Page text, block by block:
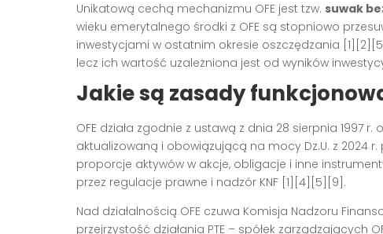
Unikatową cechą mechanizmu OFE jest tzw. suwak
wieku emerytalnego środki z OFE są stopniowo
inwestycjami w ostatnim okresie oszczędzania [1][2][5]
lecz ich wartość uzależniona jest od wyników
Jakie są zasady
OFE działa zgodnie z ustawą z dnia 28 sierpnia 1997
aktualizowaną i obowiązującą na mocy Dz.U. z 2024 r.
proporcje aktywów w akcje, obligacje i inne
przez regulacje prawne i nadzór KNF [1][4][5][9] .
Nad działalnością OFE czuwa Komisja Nadzoru
przejrzystość działania PTE – spółek zarządzających